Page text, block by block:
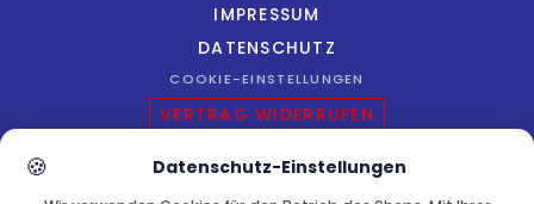
IMPRESSUM
DATENSCHUTZ
COOKIE-EINSTELLUNGEN
VERTRAG WIDERRUFEN
🍪 Datenschutz-Einstellungen